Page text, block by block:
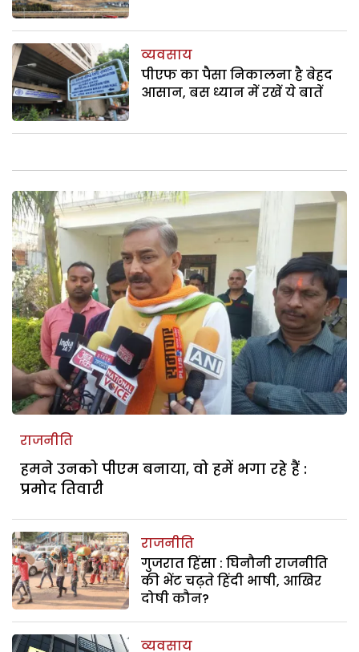
व्यवसाय
पीएफ का पैसा निकालना है बेहद
आसान, बस ध्यान में रखें ये बातें
राजनीति
हमने उनको पीएम बनाया, वो हमें भगा रहे हैं :
प्रमोद तिवारी
राजनीति
गुजरात हिंसा : घिनौनी राजनीति
की भेंट चढ़ते हिंदी भाषी, आखिर
दोषी कौन?
व्यवसाय